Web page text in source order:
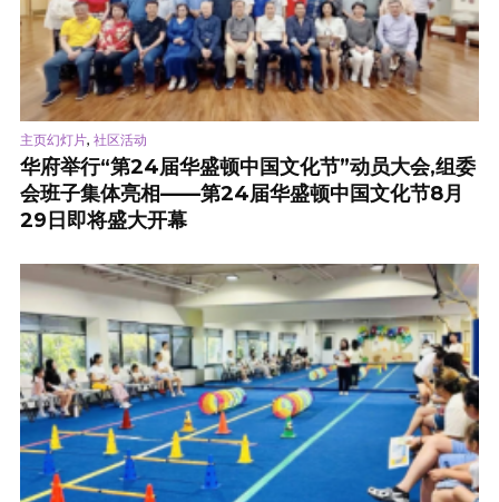
主页幻灯片, 社区活动
华府举行“第24届华盛顿中国文化节”动员大会,组委
会班子集体亮相——第24届华盛顿中国文化节8月
29日即将盛大开幕